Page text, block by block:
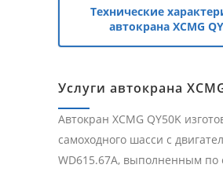
Технические
автокрана XCMG
Услуги автокрана
Автокран XCMG QY50K
самоходного шасси с
WD615.67A, выполненным по